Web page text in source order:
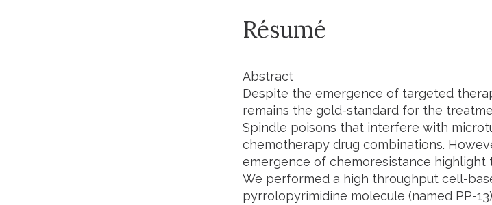
Résumé
Abstract
Despite the emergence of targeted
remains the gold-standard for the
Spindle poisons that interfere with
chemotherapy drug combinations.
emergence of chemoresistance
We performed a high throughput cell-
pyrrolopyrimidine molecule (named PP-